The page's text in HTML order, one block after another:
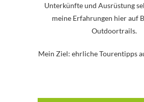
Unterkünfte und Ausrüstung
meine Erfahrungen hier auf
Outdoortrails.
Mein Ziel: ehrliche Tourentipps